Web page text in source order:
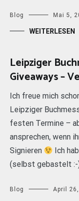
Blog Mai 5,
WEITERLESEN
Leipziger
Giveaways –
Ich freue mich
Leipziger
festen Termine –
ansprechen, wenn
Signieren
Ich
(selbst gebastelt :-
Blog April